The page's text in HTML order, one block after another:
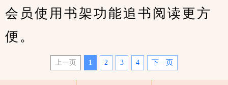
会员使用书架功能追书阅读更方
便。
上一页 1 2 3 4 下—页